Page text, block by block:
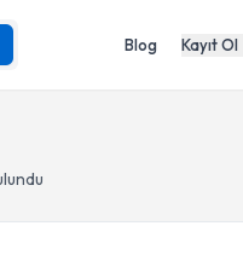
Blog Kayıt Ol